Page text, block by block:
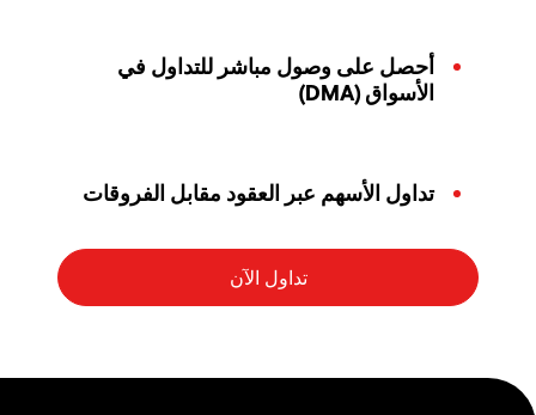
أحصل على وصول مباشر للتداول في
الأسواق (DMA)
تداول الأسهم عبر العقود مقابل الفروقات